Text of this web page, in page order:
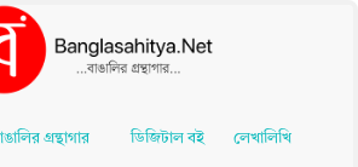
গ্রন্থাগার ডিজিটাল বই লেখালিখি